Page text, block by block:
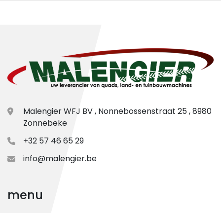
Malengier WFJ BV , Nonnebossenstraat 25 , 8980
Zonnebeke
+32 57 46 65 29
info@malengier.be
menu